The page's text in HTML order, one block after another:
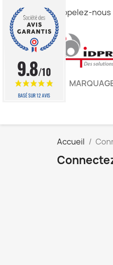
Appelez-nous
Accueil
9.8/10
BASÉ SUR 12 AVIS